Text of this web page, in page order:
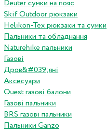
Deuter сумки на пояс
Skif Outdoor рюкзаки
Helikon-Tex рюкзаки та сумки
Пальники та обладнання
Naturehike пальники
Газові
Дров&#039;яні
Аксесуари
Quest газові балони
Газові пальники
BRS газові пальники
Пальники Ganzo